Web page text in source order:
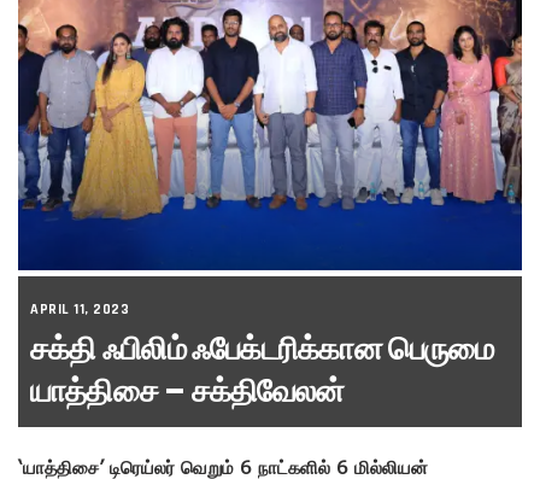
APRIL 11, 2023
சக்தி ஃபிலிம் ஃபேக்டரிக்கான பெருமை
யாத்திசை – சக்திவேலன்
‘யாத்திசை’ டிரெய்லர் வெறும் 6 நாட்களில் 6 மில்லியன்